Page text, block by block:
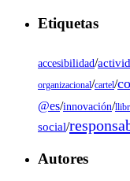
Etiquetas
accesibilidad/
organizacional/cartel/
@es/innovación/
social/
Autores